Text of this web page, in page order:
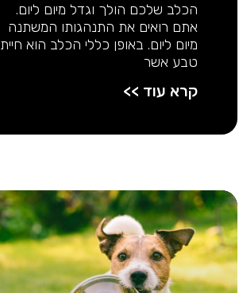
הכלב שלכם הולך וגדל מיום ליום.
אתם רואים את התנהגותו המשתנה
מיום ליום. באופן כללי הכלב הוא חיית
טבע אשר
קרא עוד >>